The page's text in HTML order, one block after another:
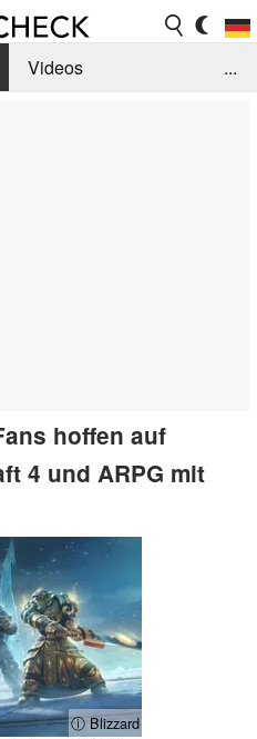
Videos
...
hoffen auf
4 und ARPG mit
ⓘ Blizzard